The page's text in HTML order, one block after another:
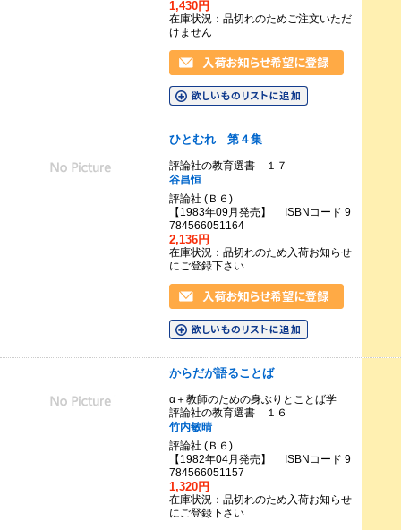
1,430円
在庫状況：品切れのためご注文いただ
けません
ひとむれ 第４集
評論社の教育選書 １７
谷昌恒
評論社 (Ｂ６)
【1983年09月発売】 ISBNコード 9
784566051164
2,136円
在庫状況：品切れのため入荷お知らせ
にご登録下さい
からだが語ることば
α＋教師のための身ぶりとことば学
評論社の教育選書 １６
竹内敏晴
評論社 (Ｂ６)
【1982年04月発売】 ISBNコード 9
784566051157
1,320円
在庫状況：品切れのため入荷お知らせ
にご登録下さい